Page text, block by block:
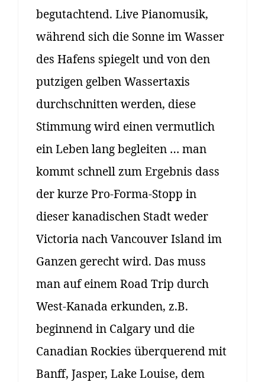
begutachtend. Live Pianomusik,
während sich die Sonne im Wasser
des Hafens spiegelt und von den
putzigen gelben Wassertaxis
durchschnitten werden, diese
Stimmung wird einen vermutlich
ein Leben lang begleiten … man
kommt schnell zum Ergebnis dass
der kurze Pro-Forma-Stopp in
dieser kanadischen Stadt weder
Victoria nach Vancouver Island im
Ganzen gerecht wird. Das muss
man auf einem Road Trip durch
West-Kanada erkunden, z.B.
beginnend in Calgary und die
Canadian Rockies überquerend mit
Banff, Jasper, Lake Louise, dem